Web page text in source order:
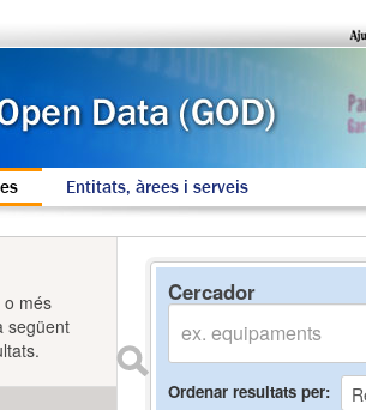
Entitats, àrees i serveis
Cercador
Ordenar resultats per
o més
següent